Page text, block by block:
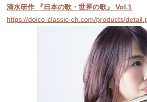
清水研作 『日本の歌・世界の歌』 Vol.1
https://dolce-classic-ch.com/products/